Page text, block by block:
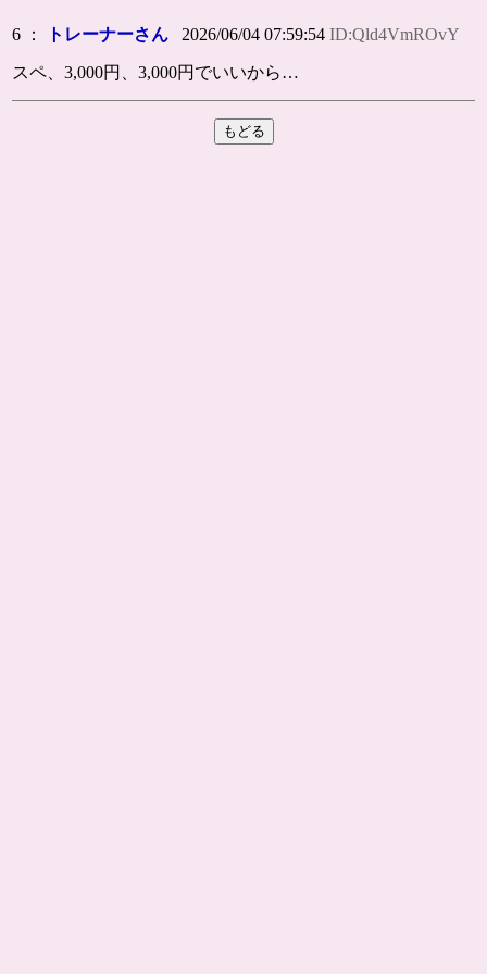
6 ： トレーナーさん 2026/06/04 07:59:54ID:Qld4VmROvY
スペ、3,000円、3,000円でいいから…